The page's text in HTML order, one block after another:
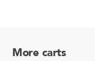
More carts